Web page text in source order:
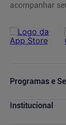
acompanhar
Programas e
Serviços
Institucional